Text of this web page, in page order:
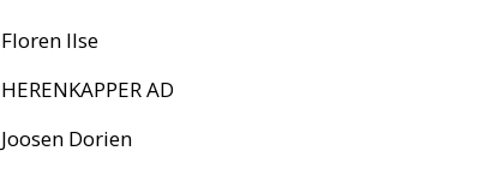
Floren Ilse
HERENKAPPER AD
Joosen Dorien